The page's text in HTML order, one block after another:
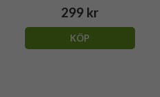
299 kr
KÖP